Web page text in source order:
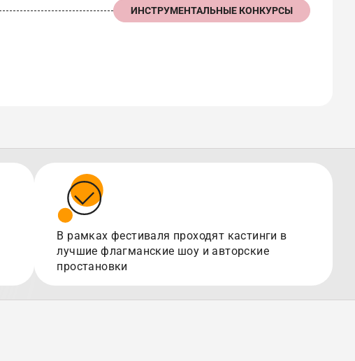
ИНСТРУМЕНТАЛЬНЫЕ КОНКУРСЫ
В рамках фестиваля проходят кастинги в
лучшие флагманские шоу и авторские
простановки